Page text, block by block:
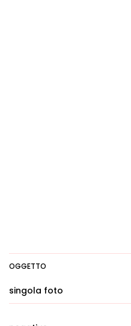
OGGETTO
singola foto